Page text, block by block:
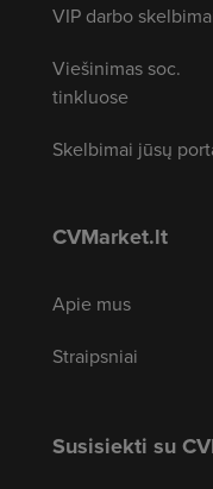
VIP darbo
Viešinimas soc.
tinkluose
Skelbimai jūsų
CVMarket.lt
Apie mus
Straipsniai
Susisiekti su